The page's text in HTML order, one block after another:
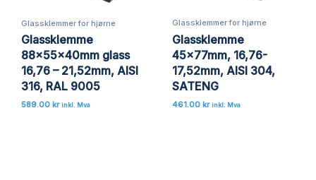
Glassklemmer for hjørne
Glassklemme
88x55x40mm glass
16,76 – 21,52mm, AISI
316, RAL 9005
589.00 kr inkl. Mva
Glassklemmer for hjørne
Glassklemme
45x77mm, 16,76-
17,52mm, AISI 304,
SATENG
461.00 kr inkl. Mva